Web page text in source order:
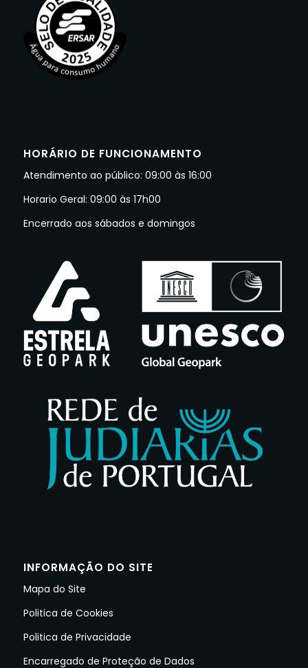
HORÁRIO DE FUNCIONAMENTO
Atendimento ao público: 09:00 às 16:00
Horario Geral: 09:00 às 17h00
Encerrado aos sábados e domingos
INFORMAÇÃO DO SITE
Mapa do Site
Politica de Cookies
Politica de Privacidade
Encarregado de Proteção de Dados